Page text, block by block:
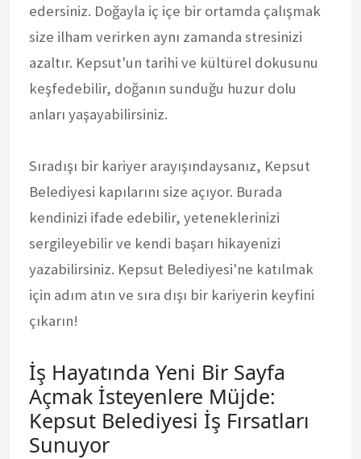
edersiniz. Doğayla iç içe bir ortamda çalışmak
size ilham verirken aynı zamanda stresinizi
azaltır. Kepsut'un tarihi ve kültürel dokusunu
keşfedebilir, doğanın sunduğu huzur dolu
anları yaşayabilirsiniz.
Sıradışı bir kariyer arayışındaysanız, Kepsut
Belediyesi kapılarını size açıyor. Burada
kendinizi ifade edebilir, yeteneklerinizi
sergileyebilir ve kendi başarı hikayenizi
yazabilirsiniz. Kepsut Belediyesi'ne katılmak
için adım atın ve sıra dışı bir kariyerin keyfini
çıkarın!
İş Hayatında Yeni Bir Sayfa
Açmak İsteyenlere Müjde:
Kepsut Belediyesi İş Fırsatları
Sunuyor